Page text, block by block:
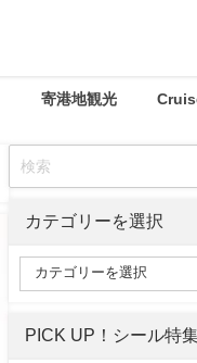
寄港地観光
カテゴリーを選択
PICK UP！シール特